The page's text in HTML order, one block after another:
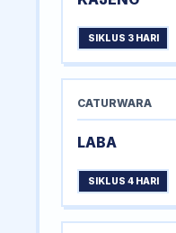
SIKLUS 3 HARI
CATURWARA
LABA
SIKLUS 4 HARI